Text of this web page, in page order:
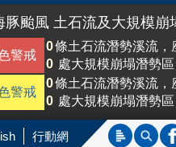
豚颱風 土石流及大規模崩
警戒
0條土石流潛勢溪流，
0 處大規模崩塌潛勢
警戒
0條土石流潛勢溪流，
0 處大規模崩塌潛勢
行動網 標題查
內